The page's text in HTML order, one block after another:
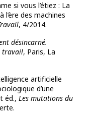
si vous l’étiez : La
l’ère des machines
, 4/2014.
désincarné.
travail, Paris, La
artificielle
d’une
éd., Les mutations du